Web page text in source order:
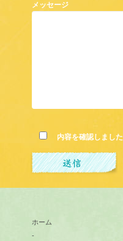
メッセージ
内容を確認しました
ホーム
-